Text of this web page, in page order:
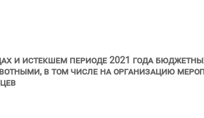
и истекшем периоде 2021 года
в том числе на организацию